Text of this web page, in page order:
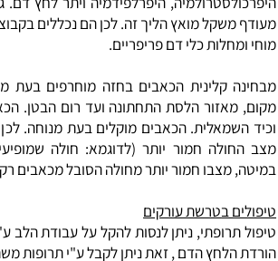
לטרשת עורקים
העורקים מואץ אצל אנשים עם
מואץ הליך זה. לכן הם נכללים בקבוצת
כלי דם פריפריים.
הכאבים בחזה מוחרפים בעת מאמץ,
הלסת התחתונה ועד רום הבטן. הכאבים
חמור יותר (לדוגמא: חולה שמופיעים
חמור יותר מחולה הסובל מכאבים רק